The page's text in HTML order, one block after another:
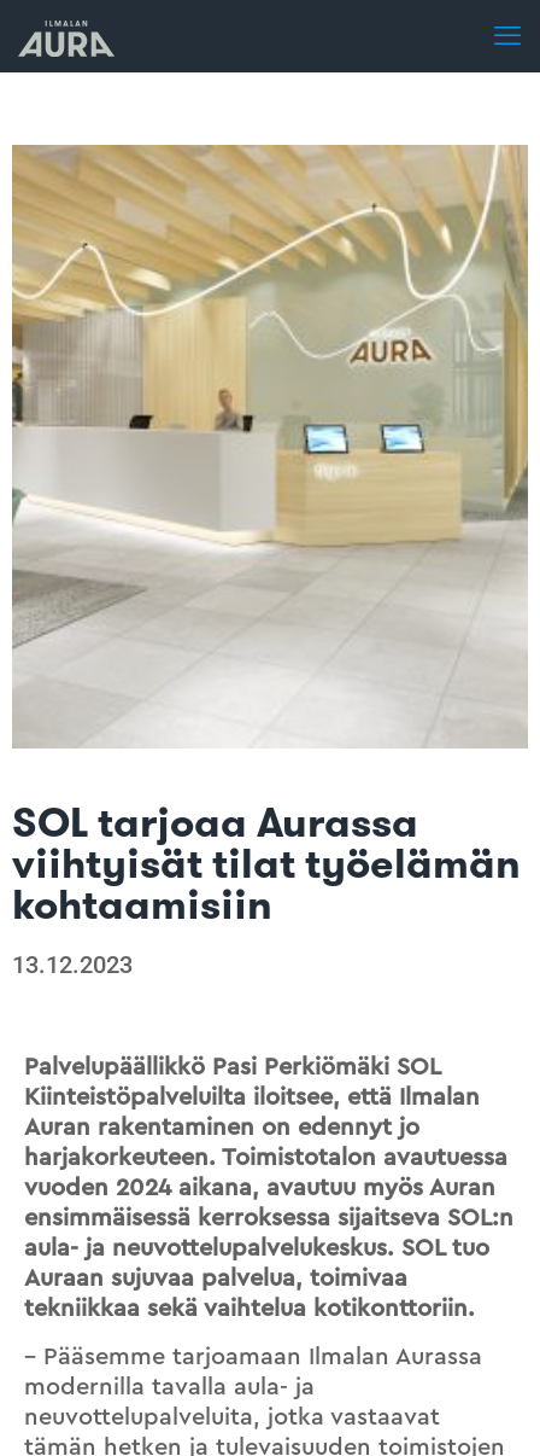
SOL tarjoaa Aurassa
viihtyisät tilat työelämän
kohtaamisiin
13.12.2023
Palvelupäällikkö Pasi Perkiömäki SOL
Kiinteistöpalveluilta iloitsee, että Ilmalan
Auran rakentaminen on edennyt jo
harjakorkeuteen. Toimistotalon avautuessa
vuoden 2024 aikana, avautuu myös Auran
ensimmäisessä kerroksessa sijaitseva SOL:n
aula- ja neuvottelupalvelukeskus. SOL tuo
Auraan sujuvaa palvelua, toimivaa
tekniikkaa sekä vaihtelua kotikonttoriin.
– Pääsemme tarjoamaan Ilmalan Aurassa
modernilla tavalla aula- ja
neuvottelupalveluita, jotka vastaavat
tämän hetken ja tulevaisuuden toimistojen